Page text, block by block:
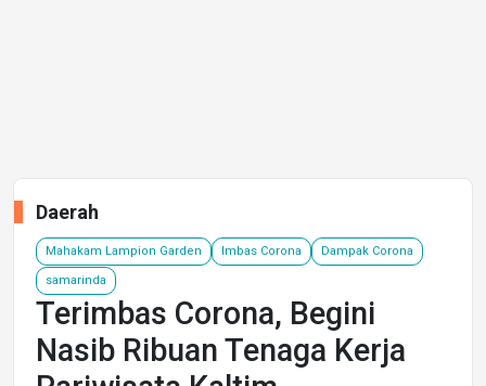
Daerah
Mahakam Lampion Garden Imbas Corona Dampak Corona
samarinda
Terimbas Corona, Begini
Nasib Ribuan Tenaga Kerja